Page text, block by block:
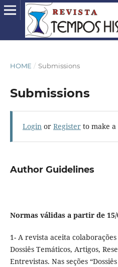
HOME / Submissions
Submissions
Loginor Registerto make a
Author Guidelines
Normas válidas a partir de 15/
1- A revista aceita
Dossiês Temáticos, Artigos,
Entrevistas. Nas seções